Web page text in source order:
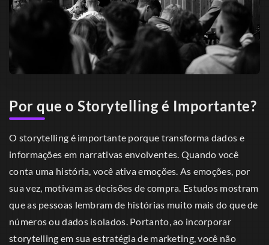
Por que o Storytelling é Importante?
O storytelling é importante porque transforma dados e
informações em narrativas envolventes. Quando você
conta uma história, você ativa emoções. As emoções, por
sua vez, motivam as decisões de compra. Estudos mostram
que as pessoas lembram de histórias muito mais do que de
números ou dados isolados. Portanto, ao incorporar
storytelling em sua estratégia de marketing, você não